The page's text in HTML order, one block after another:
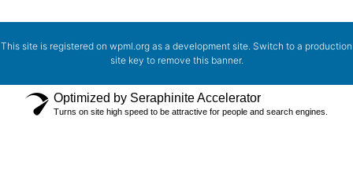
This site is registered on wpml.org as a development site. Switch to a production
site key to remove this banner.
Optimized by Seraphinite Accelerator
Turns on site high speed to be attractive for people and search engines.